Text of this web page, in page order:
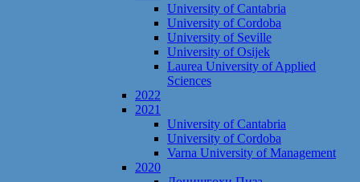
University of Cantabria
University of Cordoba
University of Seville
University of Osijek
Laurea University of Applied
Sciences
2022
2021
University of Cantabria
University of Cordoba
Varna University of Management
2020